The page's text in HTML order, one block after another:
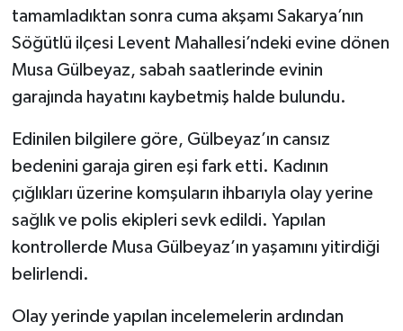
tamamladıktan sonra cuma akşamı Sakarya’nın
Söğütlü ilçesi Levent Mahallesi’ndeki evine dönen
Musa Gülbeyaz, sabah saatlerinde evinin
garajında hayatını kaybetmiş halde bulundu.
Edinilen bilgilere göre, Gülbeyaz’ın cansız
bedenini garaja giren eşi fark etti. Kadının
çığlıkları üzerine komşuların ihbarıyla olay yerine
sağlık ve polis ekipleri sevk edildi. Yapılan
kontrollerde Musa Gülbeyaz’ın yaşamını yitirdiği
belirlendi.
Olay yerinde yapılan incelemelerin ardından